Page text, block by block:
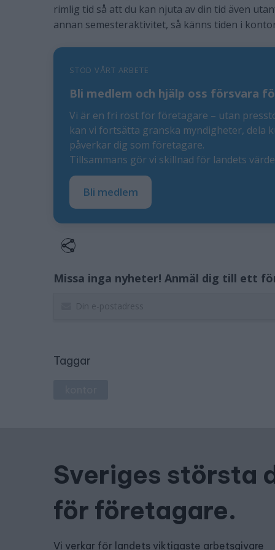
rimlig tid så att du kan njuta av din tid även
annan semesteraktivitet, så känns tiden i
STÖD VÅRT ARBETE
Bli medlem och hjälp oss försvara
Vi är en fri röst för företagare – utan
kan vi fortsätta granska myndigheter, dela
påverkar dig som företagare.
Tillsammans gör vi skillnad för landets
Bli medlem
Missa inga nyheter! Anmäl dig till ett
Taggar
Sveriges största
för företagare.
Vi verkar för landets viktigaste arbetsgivare